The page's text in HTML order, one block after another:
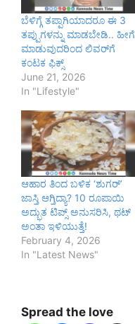
ಬೆಳಿಗ್ಗೆ ತಪ್ಪಾಗಿಯಾದರೂ ಈ 3
ತಪ್ಪುಗಳನ್ನು ಮಾಡಬೇಡಿ.. ಹೀಗೆ
ಮಾಡುವುದರಿಂದ ಲಿವರ್‌ಗೆ
ಕಂಟಕ ಫಿಕ್ಸ್
June 21, 2026
In "Lifestyle"
ಆಹಾರ ತಿಂದ ಬಳಿಕ ‘ಶುಗರ್’
ಜಾಸ್ತಿ ಆಗ್ತಿದ್ಯಾ? 10 ರೂಪಾಯಿ
ಅದ್ಭುತ ಟಿಪ್ಸ್ ಅನುಸರಿಸಿ, ಥಟ್
ಅಂತಾ ಇಳಿಯುತ್ತೆ!
February 4, 2026
In "Latest News"
Spread the love